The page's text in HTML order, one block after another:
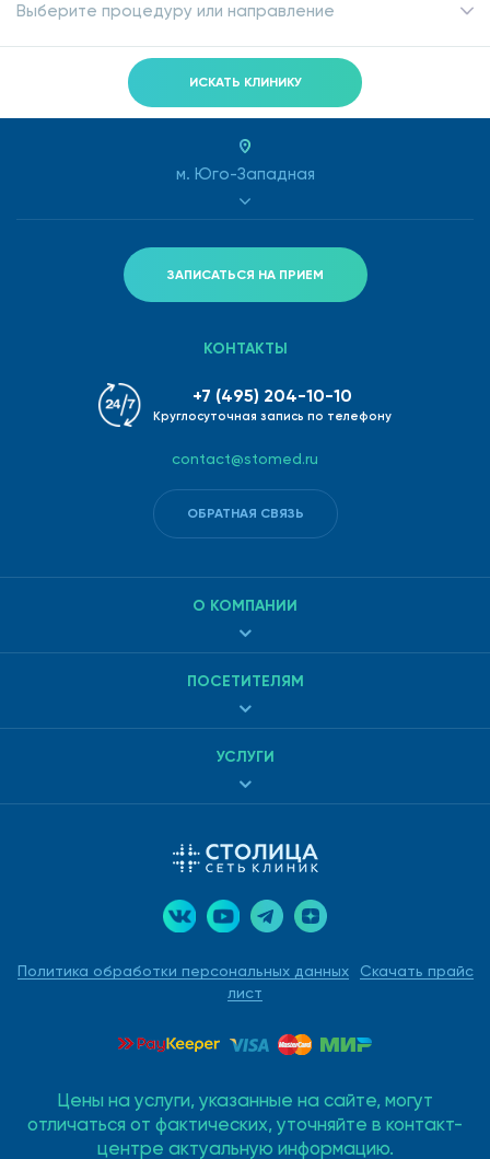
Выберите процедуру или направление
ИСКАТЬ КЛИНИКУ
м. Юго-Западная
ЗАПИСАТЬСЯ НА ПРИЕМ
Политика обработки персональных данных
Скачать прайс
лист
О КОМПАНИИ
ПОСЕТИТЕЛЯМ
УСЛУГИ
КОНТАКТЫ
+7 (495) 204-10-10
Круглосуточная запись по телефону
contact@stomed.ru
ОБРАТНАЯ СВЯЗЬ
Цены на услуги, указанные на сайте, могут
отличаться от фактических, уточняйте в контакт-
центре актуальную информацию.